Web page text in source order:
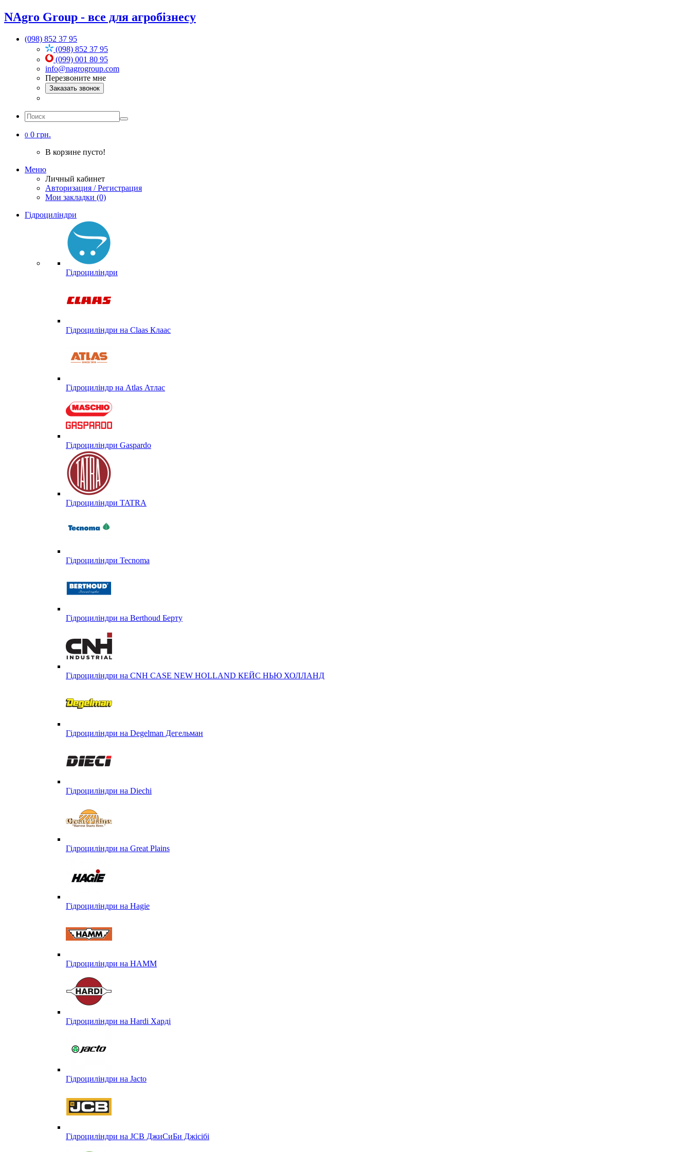
NAgro Group - все для агробізнесу
(098) 852 37 95
(098) 852 37 95
(099) 001 80 95
info@nagrogroup.com
Перезвоните мне
Заказать звонок
0 0 грн.
В корзине пусто!
Меню
Личный кабинет
Авторизация / Регистрация
Мои закладки (0)
Гідроциліндри
Гідроциліндри
Гідроциліндри на Claas Клаас
Гідроциліндр на Atlas Атлас
Гідроциліндри Gaspardo
Гідроциліндри TATRA
Гідроциліндри Tecnoma
Гідроциліндри на Berthoud Берту
Гідроциліндри на CNH CASE NEW HOLLAND КЕЙС НЬЮ ХОЛЛАНД
Гідроциліндри на Degelman Дегельман
Гідроциліндри на Diechi
Гідроциліндри на Great Plains
Гідроциліндри на Hagie
Гідроциліндри на HAMM
Гідроциліндри на Hardi Харді
Гідроциліндри на Jacto
Гідроциліндри на JCB ДжиСиБи Джісібі